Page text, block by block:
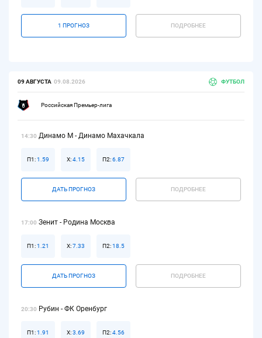
1 ПРОГНОЗ ПОДРОБНЕЕ
09 АВГУСТА 09.08.2026 ФУТБОЛ
Российская Премьер-лига
14:30 Динамо М - Динамо Махачкала
ДАТЬ ПРОГНОЗ
П1:1.59 Х:4.15 П2:6.87
ПОДРОБНЕЕ
17:00 Зенит - Родина Москва
ДАТЬ ПРОГНОЗ
П1:1.21 Х:7.33 П2:18.5
ПОДРОБНЕЕ
20:30 Рубин - ФК Оренбург
П1:1.91 Х:3.69 П2:4.56